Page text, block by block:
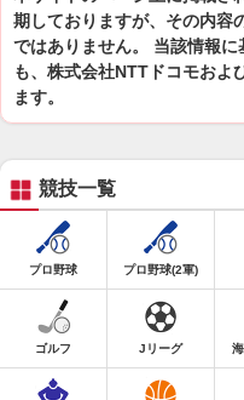
期しておりますが、その内容
ではありません。 当該情報
も、株式会社NTTドコモおよ
ます。
競技一覧
プロ野球 プロ野球(2軍)
ゴルフ Jリーグ